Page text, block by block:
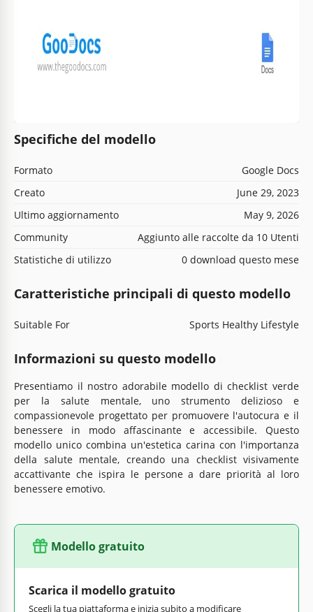
Specifiche del modello
Formato
Google Docs
Creato
June 29, 2023
Ultimo aggiornamento
May 9, 2026
Community
Aggiunto alle raccolte da 10 Utenti
Statistiche di utilizzo
0 download questo mese
Caratteristiche principali di questo modello
Suitable For Sports Healthy Lifestyle
Informazioni su questo modello
Presentiamo il nostro adorabile modello di checklist verde
per la salute mentale, uno strumento delizioso e
compassionevole progettato per promuovere l'autocura e il
benessere in modo affascinante e accessibile. Questo
modello unico combina un'estetica carina con l'importanza
della salute mentale, creando una checklist visivamente
accattivante che ispira le persone a dare priorità al loro
benessere emotivo.
Modello gratuito
Scarica il modello gratuito
Scegli la tua piattaforma e inizia subito a modificare